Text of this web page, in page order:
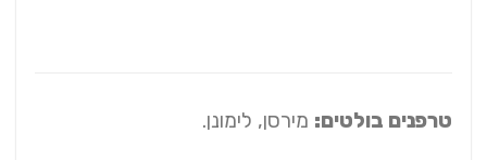
טרפנים בולטים:מירסן, לימונן.